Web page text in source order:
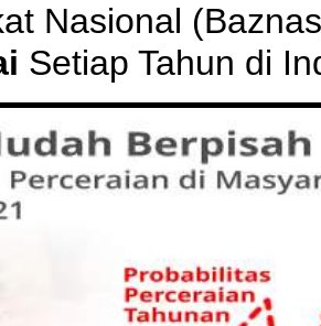
Nasional
Setiap Tahun di